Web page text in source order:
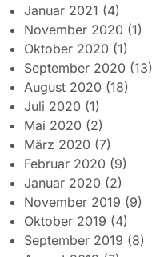
Januar 2021 (4)
November 2020 (1)
Oktober 2020 (1)
September 2020 (13)
August 2020 (18)
Juli 2020 (1)
Mai 2020 (2)
März 2020 (7)
Februar 2020 (9)
Januar 2020 (2)
November 2019 (9)
Oktober 2019 (4)
September 2019 (8)